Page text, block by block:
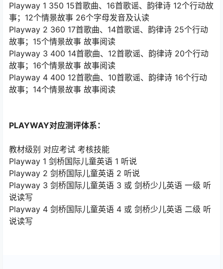
Playway 1 350 15首歌曲、16首歌谣、韵律诗 12个行动故
事；12个情景故事 26个字母发音及认读
Playway 2 360 17首歌曲、14首歌谣、韵律诗 25个行动
故事；15个情景故事 故事阅读
Playway 3 400 14首歌曲、12首歌谣、韵律诗 20个行动
故事；16个情景故事 故事阅读
Playway 4 400 12首歌曲、10首歌谣、韵律诗 16个行动
故事；14个情景故事 故事阅读
PLAYWAY对应测评体系：
教材级别 对应考试 考核技能
Playway 1 剑桥国际儿童英语 1 听说
Playway 2 剑桥国际儿童英语 2 听说
Playway 3 剑桥国际儿童英语 3 或 剑桥少儿英语 一级 听
说读写
Playway 4 剑桥国际儿童英语 4 或 剑桥少儿英语 二级 听
说读写